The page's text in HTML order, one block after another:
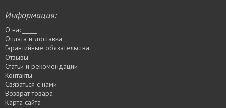
Информация:
О нас_____
Оплата и доставка
Гарантийные обязательства
Отзывы
Статьи и рекомендации
Контакты
Связаться с нами
Возврат товара
Карта сайта